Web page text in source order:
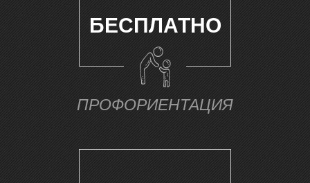
БЕСПЛАТНО
ПРОФОРИЕНТАЦИЯ